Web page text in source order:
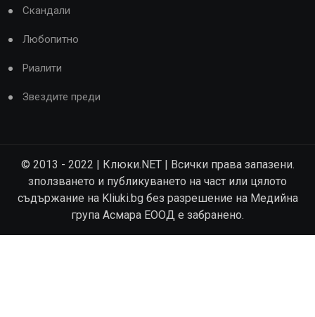
Скандали
Любопитно
Риалити
Звездите преди
© 2013 - 2022 | Клюки.NET | Всички права запазени.
зползването и публикуването на част или цялото
съдържание на Kliuki.bg без разрешение на Медийна
група Асмара ЕООД е забранено.